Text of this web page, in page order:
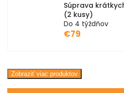
Súprava
(2 kusy)
Do 4 týždňov
€79
Zobraziť viac produktov